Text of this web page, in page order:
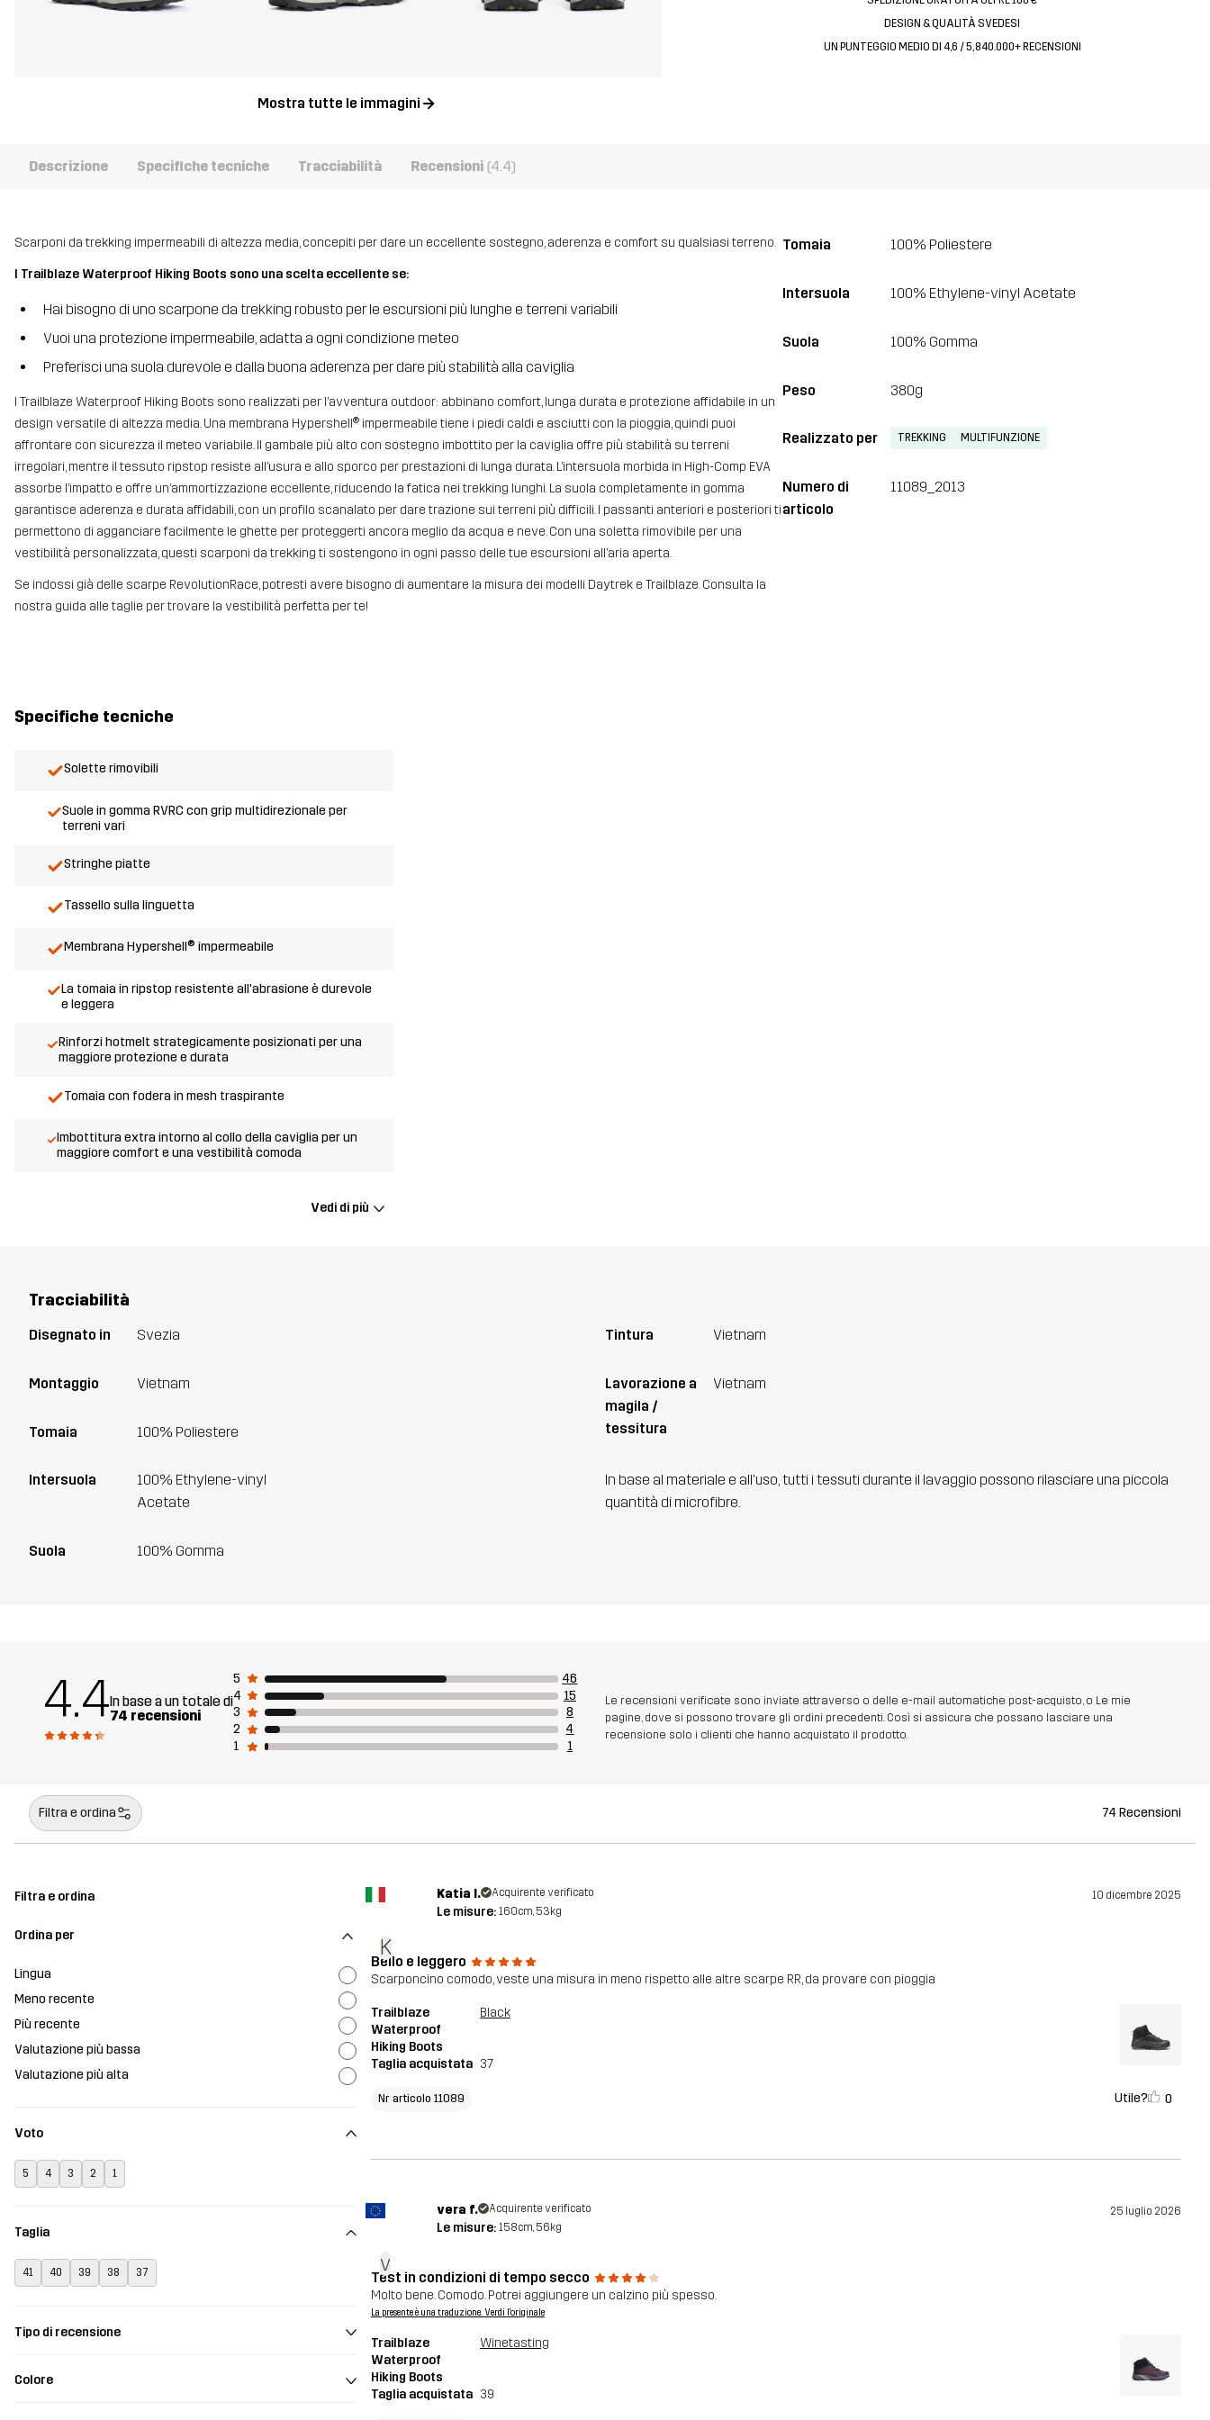
Mostra tutte le immagini
DESIGN & QUALITÀ SVEDESI
UN PUNTEGGIO MEDIO DI 4,6 / 5, 840.000+ RECENSIONI
Descrizione Specifiche tecniche Tracciabilità Recensioni (4.4)
Scarponi da trekking impermeabili di altezza media, concepiti per dare un eccellente sostegno, aderenza e comfort su qualsiasi terreno.
I Trailblaze Waterproof Hiking Boots sono una scelta eccellente se:
Hai bisogno di uno scarpone da trekking robusto per le escursioni più lunghe e terreni variabili
Vuoi una protezione impermeabile, adatta a ogni condizione meteo
Preferisci una suola durevole e dalla buona aderenza per dare più stabilità alla caviglia
I Trailblaze Waterproof Hiking Boots sono realizzati per l’avventura outdoor: abbinano comfort, lunga durata e protezione affidabile in un
design versatile di altezza media. Una membrana Hypershell® impermeabile tiene i piedi caldi e asciutti con la pioggia, quindi puoi
affrontare con sicurezza il meteo variabile. Il gambale più alto con sostegno imbottito per la caviglia offre più stabilità su terreni
irregolari, mentre il tessuto ripstop resiste all’usura e allo sporco per prestazioni di lunga durata. L’intersuola morbida in High-Comp EVA
assorbe l’impatto e offre un’ammortizzazione eccellente, riducendo la fatica nei trekking lunghi. La suola completamente in gomma
garantisce aderenza e durata affidabili, con un profilo scanalato per dare trazione sui terreni più difficili. I passanti anteriori e posteriori ti
permettono di agganciare facilmente le ghette per proteggerti ancora meglio da acqua e neve. Con una soletta rimovibile per una
vestibilità personalizzata, questi scarponi da trekking ti sostengono in ogni passo delle tue escursioni all’aria aperta.
Se indossi già delle scarpe RevolutionRace, potresti avere bisogno di aumentare la misura dei modelli Daytrek e Trailblaze. Consulta la
nostra guida alle taglie per trovare la vestibilità perfetta per te!
Tomaia 100% Poliestere
Intersuola 100% Ethylene-vinyl Acetate
Suola 100% Gomma
Peso 380g
Realizzato per TREKKING MULTIFUNZIONE
Numero di
articolo
11089_2013
Specifiche tecniche
Solette rimovibili
Suole in gomma RVRC con grip multidirezionale per
terreni vari
Stringhe piatte
Tassello sulla linguetta
Membrana Hypershell® impermeabile
La tomaia in ripstop resistente all'abrasione è durevole
e leggera
Rinforzi hotmelt strategicamente posizionati per una
maggiore protezione e durata
Tomaia con fodera in mesh traspirante
Imbottitura extra intorno al collo della caviglia per un
maggiore comfort e una vestibilità comoda
Vedi di più
Tracciabilità
Disegnato in Svezia
Montaggio Vietnam
Tomaia 100% Poliestere
Intersuola
100% Ethylene-vinyl
Acetate
Suola 100% Gomma
Tintura Vietnam
Lavorazione a
magila /
tessitura
Vietnam
In base al materiale e all'uso, tutti i tessuti durante il lavaggio possono rilasciare una piccola
quantità di microfibre.
4.4In base a un totale di
74 recensioni
5
46
4
15
3
8
2
4
1
1
Le recensioni verificate sono inviate attraverso o delle e-mail automatiche post-acquisto, o Le mie
pagine, dove si possono trovare gli ordini precedenti. Così si assicura che possano lasciare una
recensione solo i clienti che hanno acquistato il prodotto.
Filtra e ordina 74 Recensioni
Filtra e ordina
Ordina per
Lingua
Meno recente
Più recente
Valutazione più bassa
Valutazione più alta
Voto
5 4 3 2 1
Taglia
41 40 39 38 37
Tipo di recensione
Colore
K
Katia I. Acquirente verificato 10 dicembre 2025
Le misure: 160cm, 53kg
Bello e leggero
Scarponcino comodo, veste una misura in meno rispetto alle altre scarpe RR, da provare con pioggia
Trailblaze
Waterproof
Hiking Boots
Black
Taglia acquistata 37
Nr articolo 11089 Utile? 0
v
vera f. Acquirente verificato 25 luglio 2026
Le misure: 158cm, 56kg
Test in condizioni di tempo secco
Molto bene. Comodo. Potrei aggiungere un calzino più spesso.
La presente è una traduzione. Verdi l'originale
Trailblaze
Waterproof
Hiking Boots
Winetasting
Taglia acquistata 39